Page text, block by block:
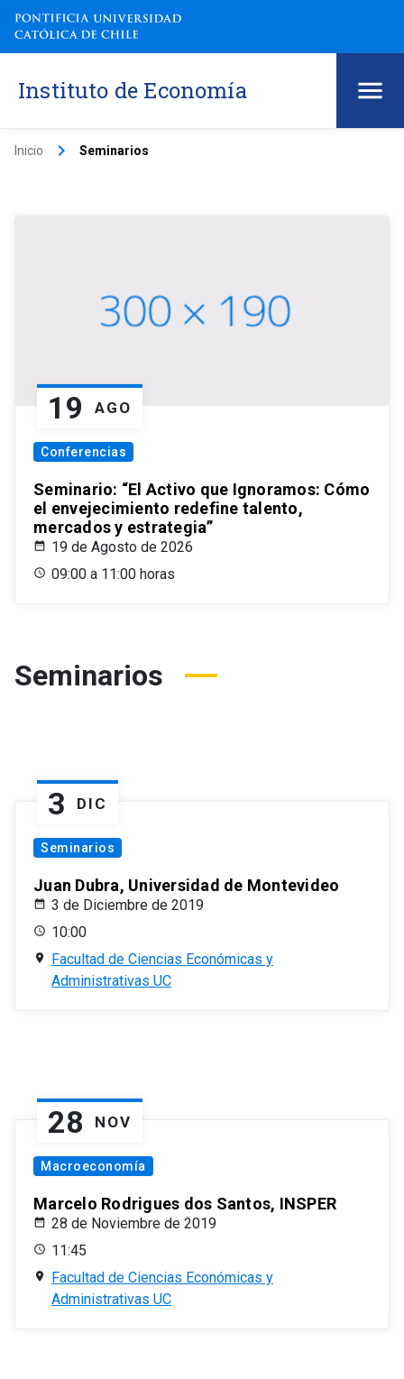
Instituto de Economía
Inicio keyboard_arrow_right Seminarios
19 AGO
Conferencias
Seminario: “El Activo que Ignoramos: Cómo
el envejecimiento redefine talento,
mercados y estrategia”
19 de Agosto de 2026
09:00 a 11:00 horas
Seminarios
3 DIC
Seminarios
Juan Dubra, Universidad de Montevideo
3 de Diciembre de 2019
10:00
Facultad de Ciencias Económicas y
Administrativas UC
28 NOV
Macroeconomía
Marcelo Rodrigues dos Santos, INSPER
28 de Noviembre de 2019
11:45
Facultad de Ciencias Económicas y
Administrativas UC